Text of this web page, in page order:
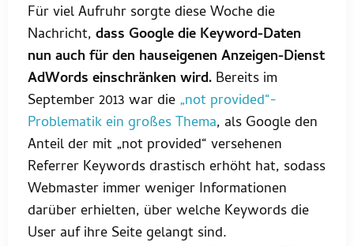
Für viel Aufruhr sorgte diese Woche die
Nachricht, dass Google die Keyword-Daten
nun auch für den hauseigenen Anzeigen-Dienst
AdWords einschränken wird. Bereits im
September 2013 war die „not provided“-
Problematik ein großes Thema, als Google den
Anteil der mit „not provided“ versehenen
Referrer Keywords drastisch erhöht hat, sodass
Webmaster immer weniger Informationen
darüber erhielten, über welche Keywords die
User auf ihre Seite gelangt sind.